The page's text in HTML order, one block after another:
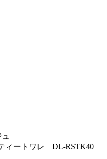
ィートワレ DL-RSTK40